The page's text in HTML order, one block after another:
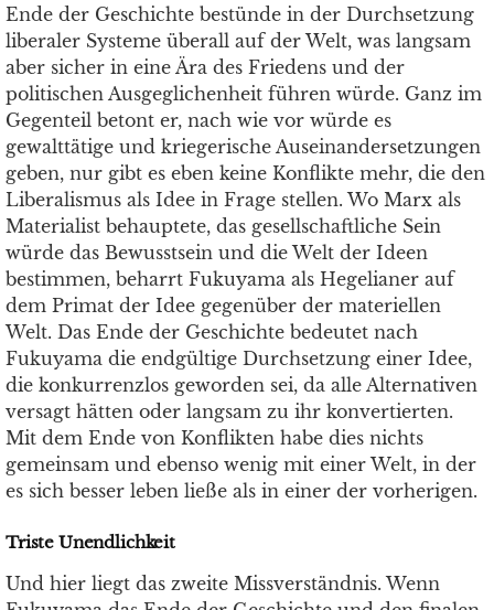
Ende der Geschichte bestünde in der Durchsetzung
liberaler Systeme überall auf der Welt, was langsam
aber sicher in eine Ära des Friedens und der
politischen Ausgeglichenheit führen würde. Ganz im
Gegenteil betont er, nach wie vor würde es
gewalttätige und kriegerische Auseinandersetzungen
geben, nur gibt es eben keine Konflikte mehr, die den
Liberalismus als Idee in Frage stellen. Wo Marx als
Materialist behauptete, das gesellschaftliche Sein
würde das Bewusstsein und die Welt der Ideen
bestimmen, beharrt Fukuyama als Hegelianer auf
dem Primat der Idee gegenüber der materiellen
Welt. Das Ende der Geschichte bedeutet nach
Fukuyama die endgültige Durchsetzung einer Idee,
die konkurrenzlos geworden sei, da alle Alternativen
versagt hätten oder langsam zu ihr konvertierten.
Mit dem Ende von Konflikten habe dies nichts
gemeinsam und ebenso wenig mit einer Welt, in der
es sich besser leben ließe als in einer der vorherigen.
Triste Unendlichkeit
Und hier liegt das zweite Missverständnis. Wenn